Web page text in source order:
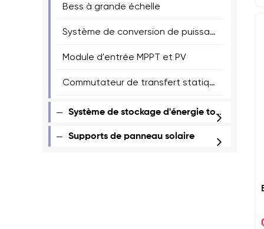
Bess à grande échelle
Système de conversion de puissance (PCS)
Module d'entrée MPPT et PV
Commutateur de transfert statique (STS)
Système de stockage d'énergie tout-en-un
Supports de panneau solaire